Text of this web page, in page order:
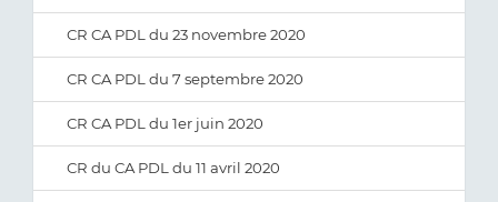
CR CA PDL du 23 novembre 2020
CR CA PDL du 7 septembre 2020
CR CA PDL du 1er juin 2020
CR du CA PDL du 11 avril 2020